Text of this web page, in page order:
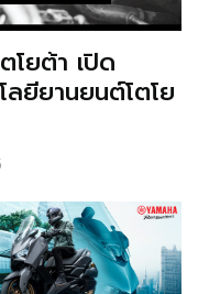
โยต้า เปิด
ยียานยนต์โตโย